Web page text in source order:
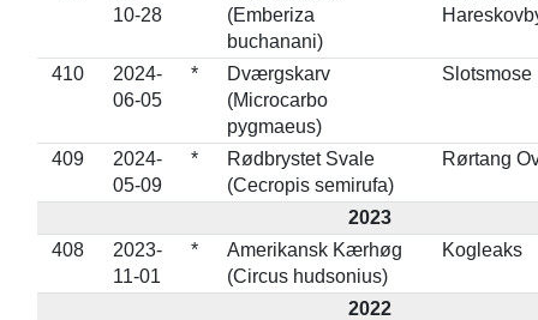
10-28
(Emberiza
buchanani)
410
2024-
06-05
*
Dværgskarv
(Microcarbo
pygmaeus)
Slotsmose
409
2024-
05-09
*
Rødbrystet Svale
(Cecropis semirufa)
Rørtang
2023
408
2023-
11-01
*
Amerikansk Kærhøg
(Circus hudsonius)
Kogleaks
2022